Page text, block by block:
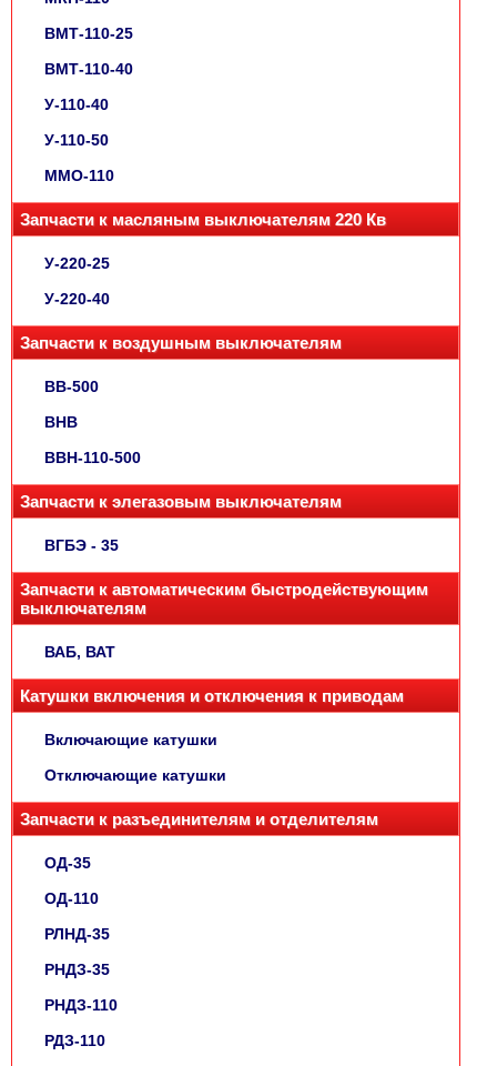
ВМТ-110-25
ВМТ-110-40
У-110-40
У-110-50
ММО-110
Запчасти к масляным выключателям 220 Кв
У-220-25
У-220-40
Запчасти к воздушным выключателям
ВВ-500
ВНВ
ВВН-110-500
Запчасти к элегазовым выключателям
ВГБЭ - 35
Запчасти к автоматическим быстродействующим
выключателям
ВАБ, ВАТ
Катушки включения и отключения к приводам
Включающие катушки
Отключающие катушки
Запчасти к разъединителям и отделителям
ОД-35
ОД-110
РЛНД-35
РНДЗ-35
РНДЗ-110
РДЗ-110